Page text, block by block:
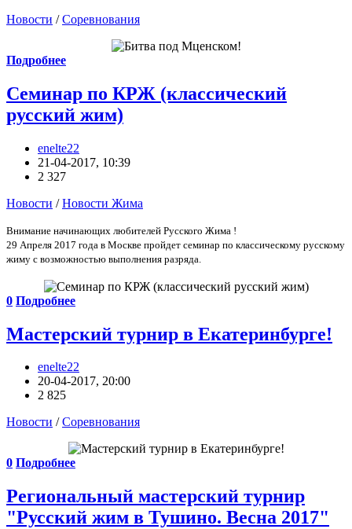
Новости /Соревнования
Подробнее
Семинар по КРЖ (классический
русский жим)
enelte22
21-04-2017, 10:39
2 327
Новости /Новости Жима
Внимание начинающих любителей Русского Жима !
29 Апреля 2017 года в Москве пройдет семинар по классическому русскому
жиму с возможностью выполнения разряда.
0 Подробнее
Мастерский турнир в Екатеринбурге!
enelte22
20-04-2017, 20:00
2 825
Новости /Соревнования
0 Подробнее
Региональный мастерский турнир
"Русский жим в Тушино. Весна 2017"